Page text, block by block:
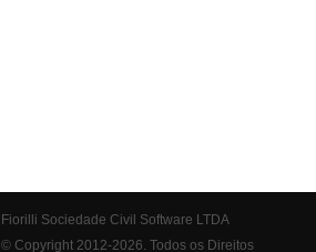
Fiorilli Sociedade Civil Software LTDA
© Copyright 2012-2026. Todos os Direitos